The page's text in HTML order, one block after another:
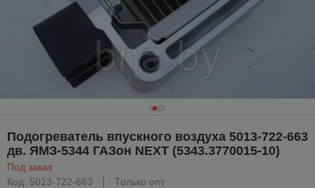
Подогреватель впускного воздуха 5013-722-663
дв. ЯМЗ-5344 ГАЗон NEXT (5343.3770015-10)
Под заказ
Код: 5013-722-663
Только опт